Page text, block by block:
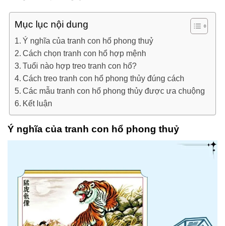
Mục lục nội dung
Ý nghĩa của tranh con hổ phong thuỷ
Cách chọn tranh con hổ hợp mệnh
Tuổi nào hợp treo tranh con hổ?
Cách treo tranh con hổ phong thủy đúng cách
Các mẫu tranh con hổ phong thủy được ưa chuộng
Kết luận
Ý nghĩa của tranh con hổ phong thuỷ